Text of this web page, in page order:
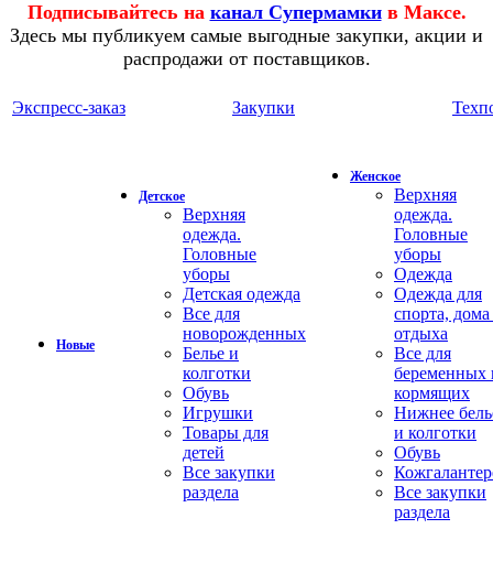
Подписывайтесь на канал Супермамки в Максе.
Здесь мы публикуем самые выгодные закупки, акции и
распродажи от поставщиков.
Экспресс-заказ Закупки
Новые
Детское
Верхняя
одежда.
Головные
уборы
Детская одежда
Все для
новорожденных
Белье и
колготки
Обувь
Игрушки
Товары для
детей
Все закупки
раздела
Женское
Верхняя
одежда.
Головные
уборы
Одежда
Одежда для
спорта,
отдыха
Все для
беременных
кормящих
Нижнее
и колготки
Обувь
Все закупки
раздела